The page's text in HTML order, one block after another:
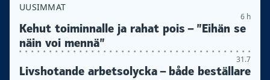
UUSIMMAT
6 h
Kehut toiminnalle ja rahat pois – ”Eihän se
näin voi mennä”
31.7
Livshotande arbetsolycka – både beställare